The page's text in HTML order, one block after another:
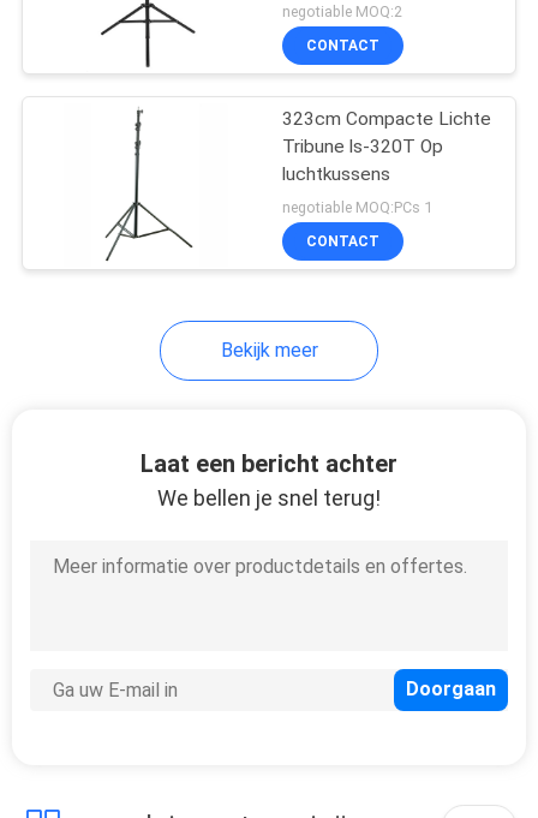
LEIDEN Fresnel Licht
Studio LEIDENE
Lichten
negotiable MOQ:2
CONTACT
323cm Compacte Lichte
Tribune ls-320T Op
luchtkussens
negotiable MOQ:PCs 1
CONTACT
Bekijk meer
Laat een bericht achter
We bellen je snel terug!